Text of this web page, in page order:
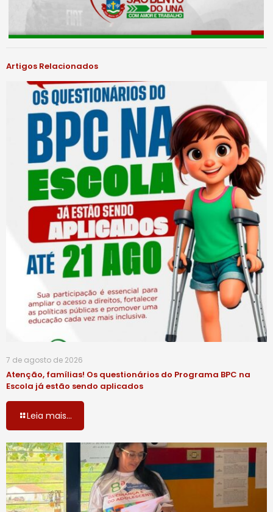
Artigos Relacionados
7 de agosto de 2026
Atenção, famílias! Os questionários do Programa BPC na
Escola já estão sendo aplicados
Leia mais...